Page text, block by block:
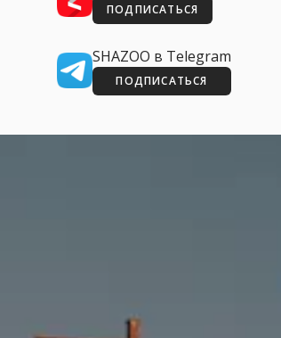
ПОДПИСАТЬСЯ
SHAZOO в Telegram
ПОДПИСАТЬСЯ